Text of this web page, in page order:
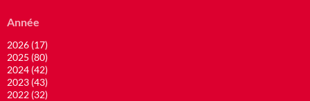
Année
2026 (17)
2025 (80)
2024 (42)
2023 (43)
2022 (32)